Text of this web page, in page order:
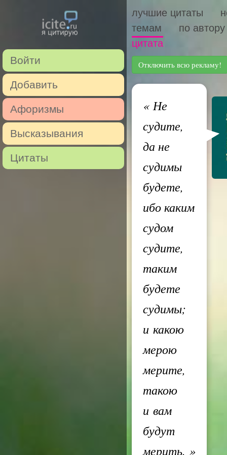
Войти
Добавить
Афоризмы
Высказывания
Цитаты
лучшие цитаты
темам
по автору
цитата
Отключить всю рекламу!
«Не
судите,
да не
судимы
будете,
ибо каким
судом
судите,
таким
будете
судимы;
и какою
мерою
мерите,
такою
и вам
будут
мерить. »